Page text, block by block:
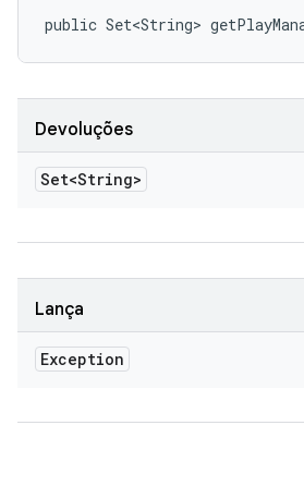
public Set<String>
Devoluções
Set<String>
Lança
Exception